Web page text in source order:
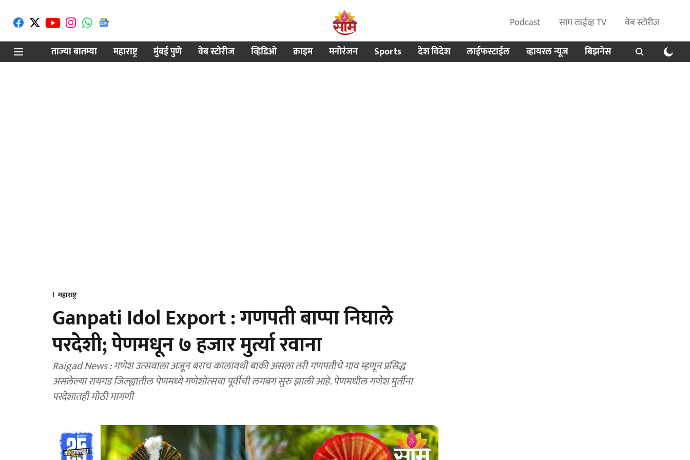
Podcast साम लाईव्ह TV
वेब स्टोरीज
ताज्या बातम्या
महाराष्ट्र मुंबई पुणे वेब स्टोरीज व्हिडिओ क्राइम मनोरंजन Sports देश विदेश लाईफस्टाईल व्हायरल न्यूज बिझनेस
महाराष्ट्र
Ganpati Idol Export : गणपती बाप्पा निघाले
परदेशी; पेणमधून ७ हजार मुर्त्या रवाना
Raigad News : गणेश उत्सवाला अजून बराच कालावधी बाकी असला तरी गणपतीचे गाव म्हणून प्रसिद्ध
असलेल्या रायगड जिल्ह्यातील पेणमध्ये गणेशोत्सवा पूर्वीची लगबग सुरु झाली आहे. पेणमधील गणेश मुर्तींना
परदेशातही मोठी मागणी